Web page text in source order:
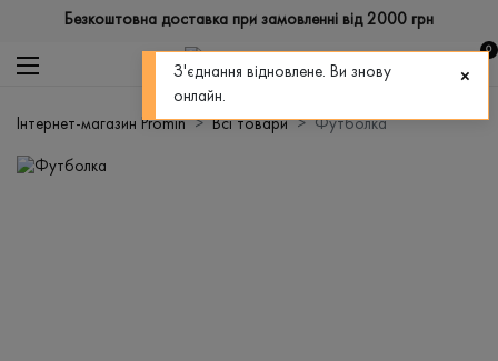
Безкоштовна доставка при замовленні від 2000 грн
0
Інтернет-магазин Promin Всі товари Футболка
З'єднання відновлене. Ви знову
онлайн.